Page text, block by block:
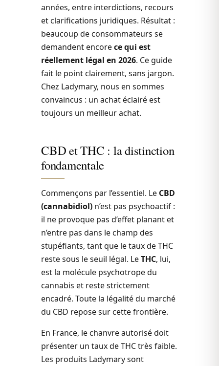
années, entre interdictions, recours
et clarifications juridiques. Résultat :
beaucoup de consommateurs se
demandent encorece qui est
réellement légal en 2026. Ce guide
fait le point clairement, sans jargon.
Chez Ladymary, nous en sommes
convaincus : un achat éclairé est
toujours un meilleur achat.
CBD et THC : la distinction
fondamentale
Commençons par l’essentiel. Le CBD
(cannabidiol) n’est pas psychoactif :
il ne provoque pas d’effet planant et
n’entre pas dans le champ des
stupéfiants, tant que le taux de THC
reste sous le seuil légal. LeTHC, lui,
est la molécule psychotrope du
cannabis et reste strictement
encadré. Toute la légalité du marché
du CBD repose sur cette frontière.
En France, le chanvre autorisé doit
présenter un taux de THC très faible.
Les produits Ladymary sont